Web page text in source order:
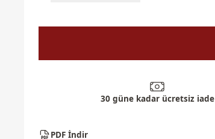
30 güne kadar ücretsiz iade
PDF İndir